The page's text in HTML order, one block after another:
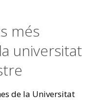
més
universitat
de la Universitat